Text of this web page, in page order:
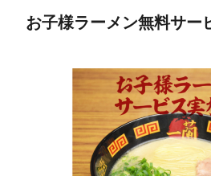
お子様ラーメン無料サー